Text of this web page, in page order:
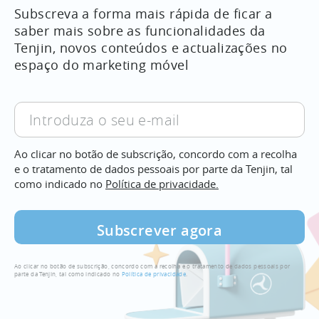
Subscreva a forma mais rápida de ficar a
saber mais sobre as funcionalidades da
Tenjin, novos conteúdos e actualizações no
espaço do marketing móvel
Introduza
seu
e-
mail
Ao clicar no botão de subscrição, concordo com a recolha
e o tratamento de dados pessoais por parte da Tenjin, tal
como indicado no Política de privacidade.
Ao clicar no botão de subscrição, concordo com a recolha e o tratamento de dados pessoais por
parte da Tenjin, tal como indicado no Política de privacidade.